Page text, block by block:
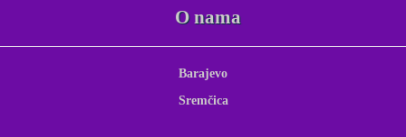
O nama
Barajevo
Sremčica